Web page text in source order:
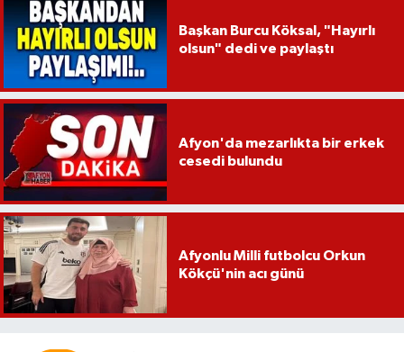
Başkan Burcu Köksal, "Hayırlı
olsun" dedi ve paylaştı
Afyon'da mezarlıkta bir erkek
cesedi bulundu
Afyonlu Milli futbolcu Orkun
Kökçü'nin acı günü